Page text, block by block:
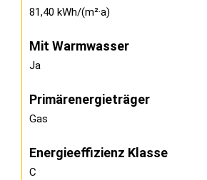
81,40 kWh/(m²·a)
Mit Warmwasser
Ja
Primärenergieträger
Gas
Energieeffizienz Klasse
C